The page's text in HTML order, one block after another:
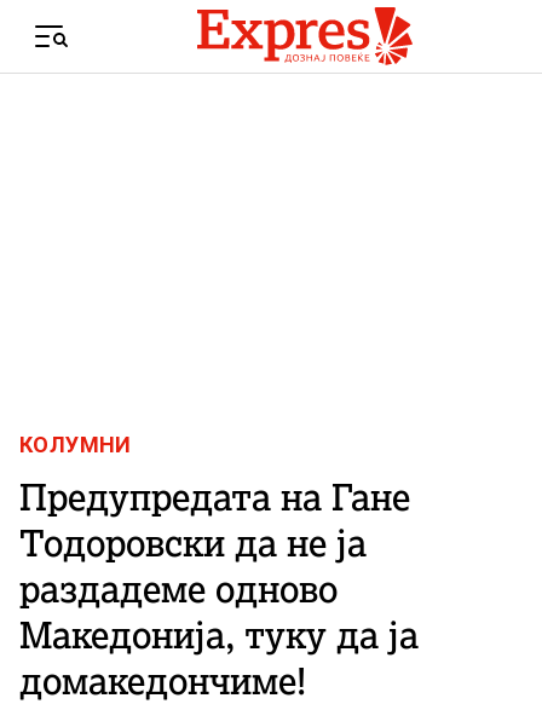
Menu
КОЛУМНИ
Предупредата на Гане
Тодоровски да не ја
раздадеме одново
Македонија, туку да ја
домакедончиме!